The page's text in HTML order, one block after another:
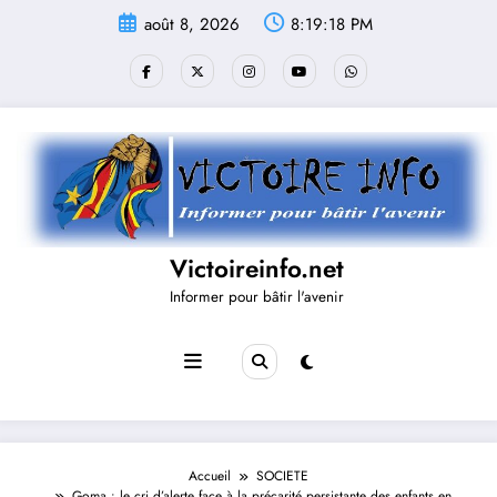
août 8, 2026 8:19:19 PM
Victoireinfo.net
Informer pour bâtir l'avenir
Accueil
SOCIETE